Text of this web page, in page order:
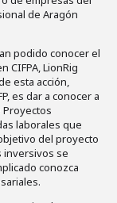
de Aragón
podido conocer el
CIFPA, LionRig
esta acción,
es dar a conocer a
laborales que
del proyecto
inversivos se
conozca